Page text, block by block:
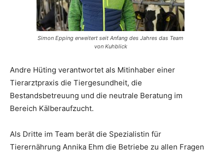
Simon Epping erweitert seit Anfang des Jahres das Team
von Kuhblick
Andre Hüting verantwortet als Mitinhaber einer
Tierarztpraxis die Tiergesundheit, die
Bestandsbetreuung und die neutrale Beratung im
Bereich Kälberaufzucht.
Als Dritte im Team berät die Spezialistin für
Tierernährung Annika Ehm die Betriebe zu allen Fragen